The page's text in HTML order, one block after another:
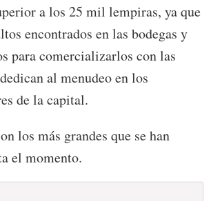
a los 25 mil lempiras, ya que
encontrados en las bodegas y
para comercializarlos con las
al menudeo en los
de la capital.
los más grandes que se han
el momento.